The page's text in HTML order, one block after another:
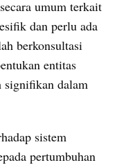
umum terkait
dan perlu ada
berkonsultasi
entitas
signifikan dalam
sistem
pertumbuhan